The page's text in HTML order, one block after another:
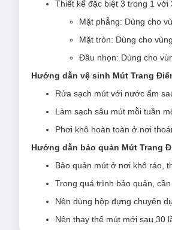
Bông Tẩy Trang
Sản xuất theo công nghệ
Thiết kế 2 mặt: 1 mặt
Thiết kế dập viền chắc
Thiết kế đặc biệt 3 trong 1
Mặt phẳng: Dùng cho
Mặt tròn: Dùng cho
Đầu nhọn: Dùng cho
Hướng dẫn vệ sinh Mút Trang
Rửa sạch mút với nước ấm
Làm sạch sâu mút mỗi tuần
Phơi khô hoàn toàn ở nơi
Hướng dẫn bảo quản Mút Trang
Bảo quản mút ở nơi khô ráo,
Trong quá trình bảo quản,
Nên dùng hộp đựng chuyên
Nên thay thế mút mới sau 30